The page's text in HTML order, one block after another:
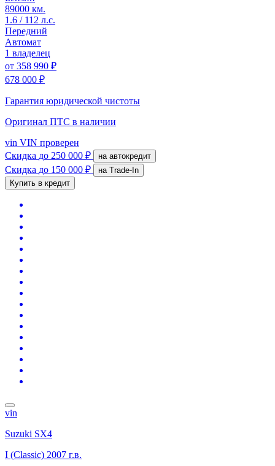
89000 км.
1.6 / 112 л.с.
Передний
Автомат
1 владелец
от 358 990 ₽
678 000 ₽
Гарантия юридической чистоты
Оригинал ПТС в наличии
vin VIN проверен
Скидка до 250 000 ₽ на автокредит
Скидка до 150 000 ₽
на Trade-In
Купить в кредит
vin
Suzuki SX4
I (Classic) 2007 г.в.